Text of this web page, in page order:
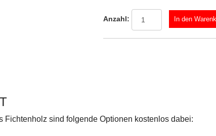
Anzahl:
Fichtenholz sind folgende Optionen kostenlos dabei: